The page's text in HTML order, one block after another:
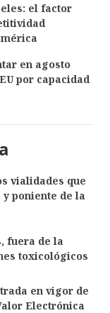
el factor
en agosto
por capacidad
vialidades que
poniente de la
fuera de la
toxicológicos
en vigor de
Electrónica